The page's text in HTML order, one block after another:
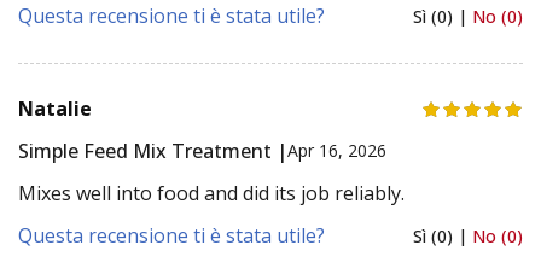
Questa recensione ti è stata utile?
Sì (0) | No (0)
Natalie
Simple Feed Mix Treatment |Apr 16, 2026
Mixes well into food and did its job reliably.
Questa recensione ti è stata utile?
Sì (0) | No (0)